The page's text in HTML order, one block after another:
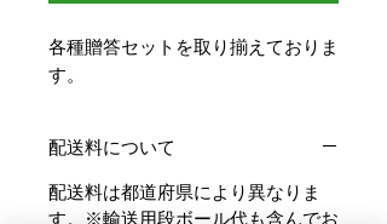
各種贈答セットを取り揃えておりま
す。
配送料について
配送料は都道府県により異なりま
す。※輸送用段ボール代も含んでお